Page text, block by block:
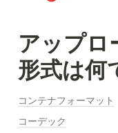
アップロ
形式は何
コンテナフォーマット
コーデック